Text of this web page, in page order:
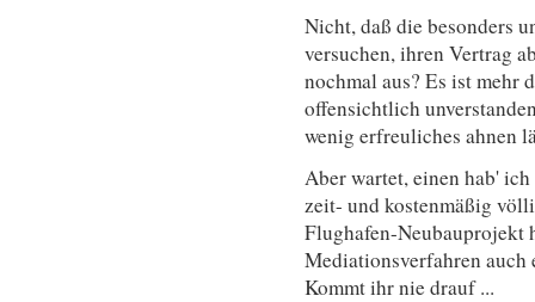
Nicht, daß die besonders
versuchen, ihren Vertrag
nochmal aus? Es ist mehr
offensichtlich
wenig erfreuliches ahnen
Aber wartet, einen hab'
zeit- und kostenmäßig
Flughafen-Neubauprojekt
Mediationsverfahren
Kommt ihr nie drauf ...